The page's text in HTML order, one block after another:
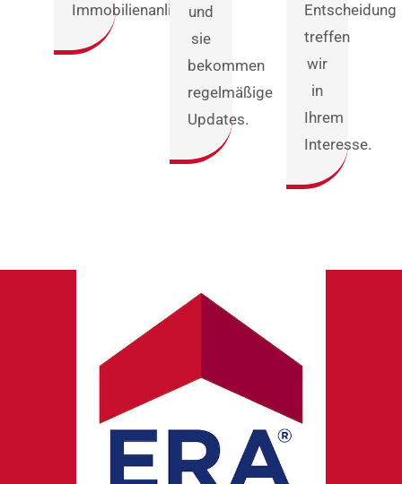
Immobilienanliegen.
und
sie
bekommen
regelmäßige
Updates.
Entscheidung
treffen
wir
in
Ihrem
Interesse.